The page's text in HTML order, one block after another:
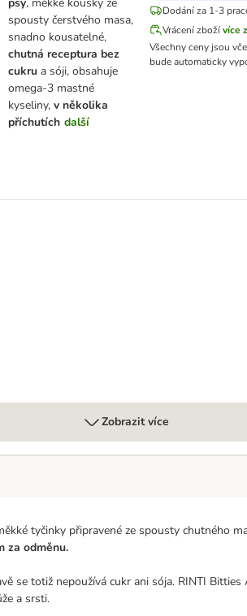
spousty čerstvého masa,
snadno kousatelné,
chutná receptura bez
cukru a sóji, obsahuje
omega-3 mastné
kyseliny, v několika
příchutích další
Dodání za 1-3
Vrácení zbožívíce
Všechny ceny jsou
bude automaticky
Zobrazit více
tyčinky připravené ze spousty chutného
za odměnu.
se totiž nepoužívá cukr ani sója. RINTI
a srsti.